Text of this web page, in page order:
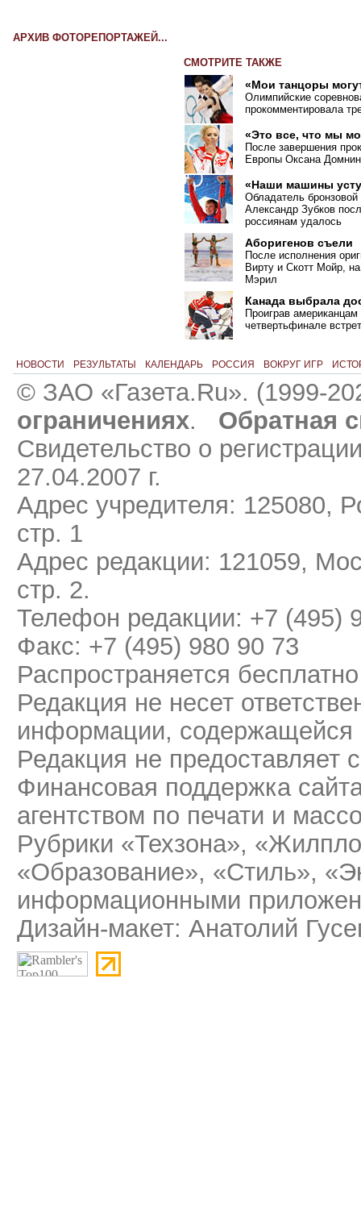
АРХИВ ФОТОРЕПОРТАЖЕЙ...
СМОТРИТЕ ТАКЖЕ
«Мои танцоры
Олимпийские
прокомментировала
«Это все, что мы
После завершения
Европы Оксана
«Наши машины
Обладатель
Александр Зубков
россиянам удалось
Аборигенов съели
После исполнения
Вирту и Скотт Мойр,
Мэрил
Канада выбрала
Проиграв
четвертьфинале
НОВОСТИ РЕЗУЛЬТАТЫ КАЛЕНДАРЬ РОССИЯ ВОКРУГ ИГР
© ЗАО «Газета.Ru». (1999-
ограничениях.
Обратная
Свидетельство о
27.04.2007 г.
Адрес учредителя: 125080,
стр. 1
Адрес редакции: 121059,
стр. 2.
Телефон редакции: +7 (495)
Факс: +7 (495) 980 90 73
Распространяется бесплатно
Редакция не несет
информации, содержащейся
Редакция не предоставляет
Финансовая поддержка
агентством по печати и
Рубрики «Техзона»,
«Образование», «Стиль»,
информационными
Дизайн-макет: Анатолий